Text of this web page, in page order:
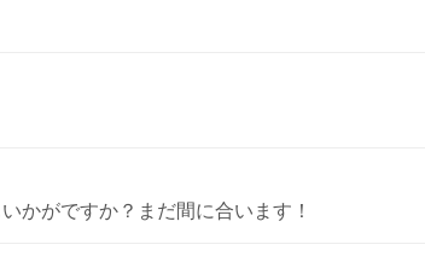
かがですか？まだ間に合います！